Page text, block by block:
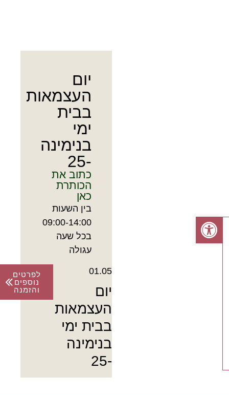
פתח סרגל נגישות
יום
העצמאות
בבית
ימי
בנימינה
כתוב את
הכותרת
כאן
בין השעות
09:00-14:00
בכל שעה
עגולה
01.05
יום
העצמאות
בבית ימי
בנימינה
לפרטים
נוספים
והזמנה